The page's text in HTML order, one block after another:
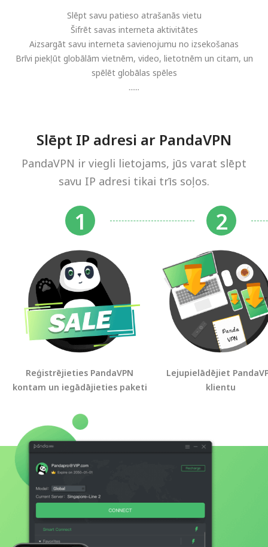
Slēpt savu patieso atrašanās vietu
Šifrēt savas interneta aktivitātes
Aizsargāt savu interneta savienojumu no izsekošanas
Brīvi piekļūt globālām vietnēm, video, lietotnēm un citam, un
spēlēt globālas spēles
......
Slēpt IP adresi ar PandaVPN
PandaVPN ir viegli lietojams, jūs varat slēpt
savu IP adresi tikai trīs soļos.
Reģistrējieties PandaVPN
kontam un iegādājieties paketi
Lejupielādējiet
klientu